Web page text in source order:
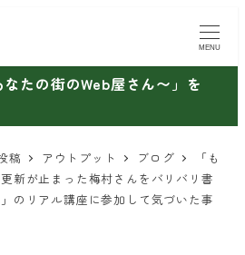
MENU
なたの街のWeb屋さん〜」を
稿 アウトプット ブログ
「も
新が止まった梅村さんをバリバリ書
のリアル講座に参加して気づいた事